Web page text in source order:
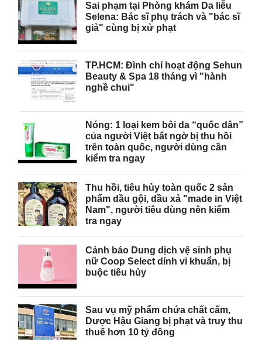
Sai phạm tại Phòng khám Da liễu
Selena: Bác sĩ phụ trách và "bác sĩ
giả" cùng bị xử phạt
TP.HCM: Đình chỉ hoạt động Sehun
Beauty & Spa 18 tháng vì "hành
nghề chui"
Nóng: 1 loại kem bôi da “quốc dân”
của người Việt bất ngờ bị thu hồi
trên toàn quốc, người dùng cần
kiểm tra ngay
Thu hồi, tiêu hủy toàn quốc 2 sản
phẩm dầu gội, dầu xả "made in Việt
Nam", người tiêu dùng nên kiểm
tra ngay
Cảnh báo Dung dịch vệ sinh phụ
nữ Coop Select dính vi khuẩn, bị
buộc tiêu hủy
Sau vụ mỹ phẩm chứa chất cấm,
Dược Hậu Giang bị phạt và truy thu
thuế hơn 10 tỷ đồng